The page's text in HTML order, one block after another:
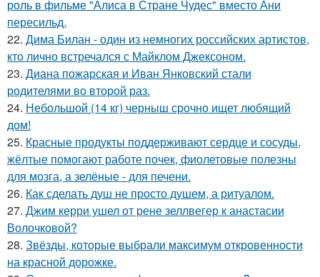
роль в фильме "Алиса в Стране Чудес" вместо Ани
пересильд.
22. Дима Билан - один из немногих российских артистов,
кто лично встречался с Майклом Джексоном.
23. Диана пожарская и Иван Янковский стали
родителями во второй раз.
24. Небольшой (14 кг) черныш срочно ищет любящий
дом!
25. Красные продукты поддерживают сердце и сосуды,
жёлтые помогают работе почек, фиолетовые полезны
для мозга, а зелёные - для печени.
26. Как сделать душ не просто душем, а ритуалом.
27. Джим керри ушел от рене зеллвегер к анастасии
Волочковой?
28. Звёзды, которые выбрали максимум откровенности
на красной дорожке.